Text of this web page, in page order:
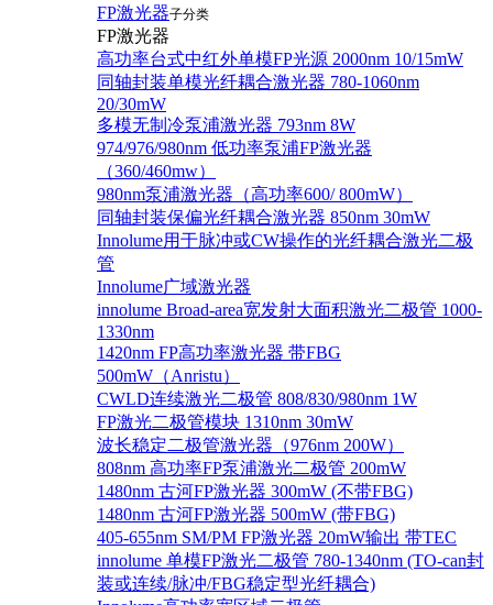
FP激光器子分类
FP激光器
高功率台式中红外单模FP光源 2000nm 10/15mW
同轴封装单模光纤耦合激光器 780-1060nm
20/30mW
多模无制冷泵浦激光器 793nm 8W
974/976/980nm 低功率泵浦FP激光器
（360/460mw）
980nm泵浦激光器（高功率600/ 800mW）
同轴封装保偏光纤耦合激光器 850nm 30mW
Innolume用于脉冲或CW操作的光纤耦合激光二极
管
Innolume广域激光器
innolume Broad-area宽发射大面积激光二极管 1000-
1330nm
1420nm FP高功率激光器 带FBG
500mW（Anristu）
CWLD连续激光二极管 808/830/980nm 1W
FP激光二极管模块 1310nm 30mW
波长稳定二极管激光器（976nm 200W）
808nm 高功率FP泵浦激光二极管 200mW
1480nm 古河FP激光器 300mW (不带FBG)
1480nm 古河FP激光器 500mW (带FBG)
405-655nm SM/PM FP激光器 20mW输出 带TEC
innolume 单模FP激光二极管 780-1340nm (TO-can封
装或连续/脉冲/FBG稳定型光纤耦合)